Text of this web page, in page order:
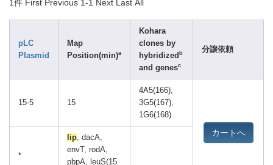
1件 First Previous 1-1 Next Last All
pLC
Plasmid
Map
Position(min)a
Kohara
clones by
hybridizedb
and genesc
分譲依頼
15-5 15
4A5(166),
3G5(167),
1G6(168)
カートへ
*
lip, dacA,
envT, rodA,
pbpA, leuS(15